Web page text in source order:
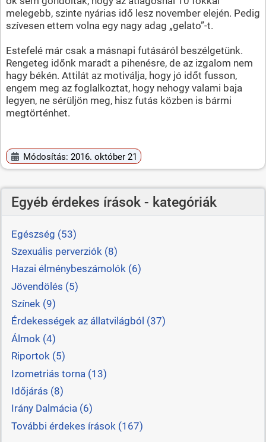
melegebb, szinte nyárias idő lesz november elején. Pedig
szívesen ettem volna egy nagy adag „gelato”-t.
Estefelé már csak a másnapi futásáról beszélgetünk.
Rengeteg időnk maradt a pihenésre, de az izgalom nem
hagy békén. Attilát az motiválja, hogy jó időt fusson,
engem meg az foglalkoztat, hogy nehogy valami baja
legyen, ne sérüljön meg, hisz futás közben is bármi
megtörténhet.
Módosítás: 2016. október 21
Egyéb érdekes írások - kategóriák
Egészség (53)
Szexuális perverziók (8)
Hazai élménybeszámolók (6)
Jövendölés (5)
Színek (9)
Érdekességek az állatvilágból (37)
Álmok (4)
Riportok (5)
Izometriás torna (13)
Időjárás (8)
Irány Dalmácia (6)
További érdekes írások (167)